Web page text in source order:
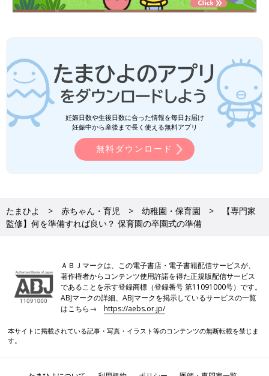
妊娠日数や生後日数に合った情報を毎日お届け
妊娠中から産後まで長く使える無料アプリ
無料ダウンロード
たまひよ 赤ちゃん・育児 幼稚園・保育園
【専門家
監修】何を準備すれば良い？ 保育園の卒園式の準備
ＡＢＪマークは、この電子書店・電子書籍配信サービスが、
著作権者からコンテンツ使用許諾を得た正規版配信サービス
であることを示す登録商標（登録番号 第11091000号）です。
ABJマークの詳細、ABJマークを掲示しているサービスの一覧
はこちら→https://aebs.or.jp/
本サイトに掲載されている記事・写真・イラスト等のコンテンツの無断転載を禁じま
す。